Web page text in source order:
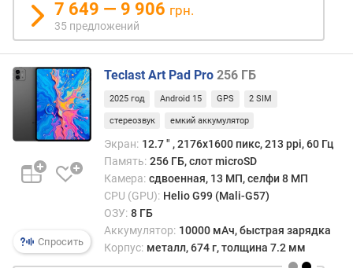
и
(
м
А
ч
)
в
е
(
р
а
7 649 — 9 906 грн.
35 предложений
Спросить
Teclast Art Pad Pro 256 ГБ
2025 год Android 15 GPS 2 SIM
стереозвук емкий аккумулятор
Экран: 12.7 ″ , 2176x1600 пикс, 213 ppi, 60 Гц
Память: 256 ГБ, слот microSD
Камера: сдвоенная, 13 МП, селфи 8 МП
CPU (GPU): Helio G99 (Mali-G57)
ОЗУ: 8 ГБ
Аккумулятор: 10000 мАч, быстрая зарядка
Корпус: металл, 674 г, толщина 7.2 мм